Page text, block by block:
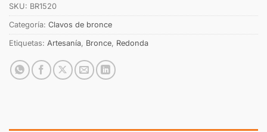
SKU: BR1520
Categoría: Clavos de bronce
Etiquetas: Artesanía, Bronce, Redonda